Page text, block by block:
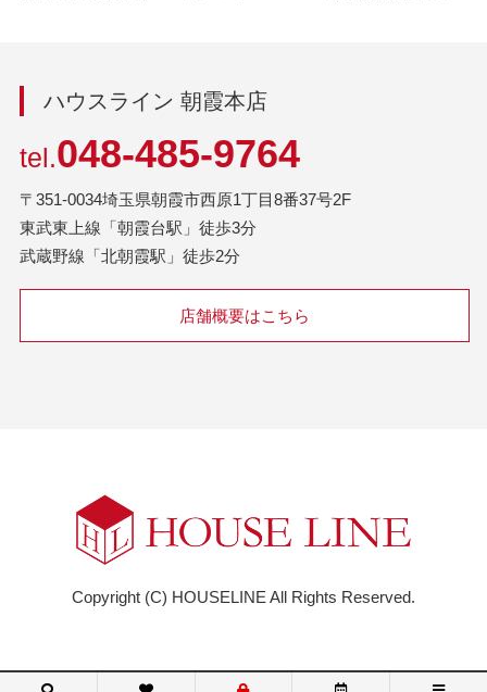
ハウスライン 朝霞本店
tel.048-485-9764
〒351-0034埼玉県朝霞市西原1丁目8番37号2F
東武東上線「朝霞台駅」徒歩3分
武蔵野線「北朝霞駅」徒歩2分
店舗概要はこちら
Copyright (C) HOUSELINE All Rights Reserved.